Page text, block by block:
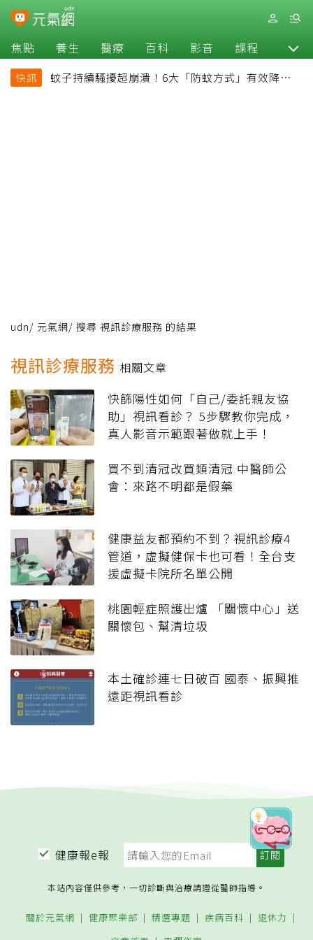
焦點 養生 醫療 百科 影音 課程 退休
快訊
蚊子持續騷擾超崩潰！6大「防蚊方式」有效降低被
udn/ 元氣網/ 搜尋 視訊診療服務 的結果
視訊診療服務 相關文章
快篩陽性如何「自己/委託親友協
助」視訊看診？ 5步驟教你完成，
真人影音示範跟著做就上手！
買不到清冠改買類清冠 中醫師公
會：來路不明都是假藥
健康益友都預約不到？視訊診療4
管道，虛擬健保卡也可看！全台支
援虛擬卡院所名單公開
桃園輕症照護出爐 「關懷中心」送
關懷包、幫清垃圾
本土確診連七日破百 國泰、振興推
遠距視訊看診
健康報e報
本站內容僅供參考，一切診斷與治療請遵從醫師指導。
關於元氣網 健康聚樂部 精選專題 疾病百科
退休力